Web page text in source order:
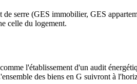
serre (GES immobilier, GES
celle du logement.
l'établissement d'un audit
des biens en G suivront à